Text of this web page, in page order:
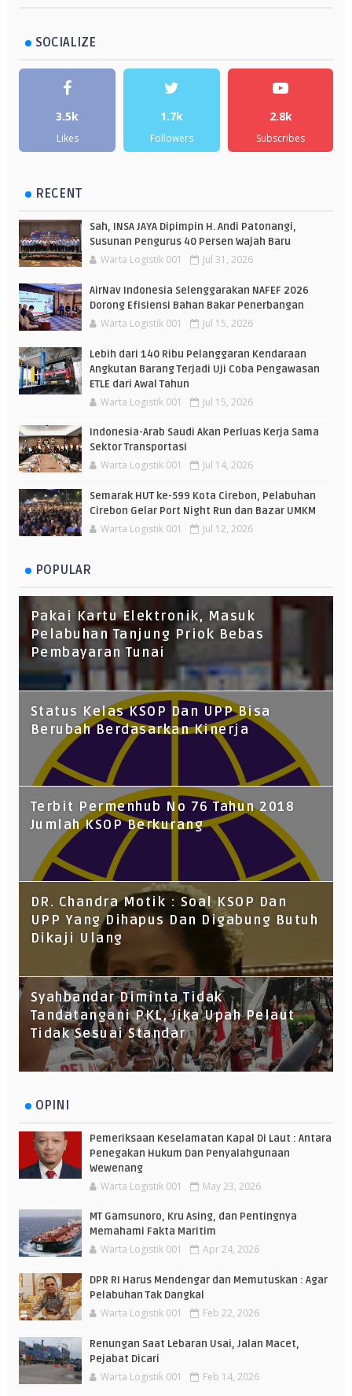
SOCIALIZE
3.5k
Likes
1.7k
Followers
2.8k
Subscribes
RECENT
Sah, INSA JAYA Dipimpin H. Andi Patonangi,
Susunan Pengurus 40 Persen Wajah Baru
Warta Logistik 001 Jul 31, 2026
AirNav Indonesia Selenggarakan NAFEF 2026
Dorong Efisiensi Bahan Bakar Penerbangan
Warta Logistik 001 Jul 15, 2026
Lebih dari 140 Ribu Pelanggaran Kendaraan
Angkutan Barang Terjadi Uji Coba Pengawasan
ETLE dari Awal Tahun
Warta Logistik 001 Jul 15, 2026
Indonesia-Arab Saudi Akan Perluas Kerja Sama
Sektor Transportasi
Warta Logistik 001 Jul 14, 2026
Semarak HUT ke-599 Kota Cirebon, Pelabuhan
Cirebon Gelar Port Night Run dan Bazar UMKM
Warta Logistik 001 Jul 12, 2026
POPULAR
Pakai Kartu Elektronik, Masuk
Pelabuhan Tanjung Priok Bebas
Pembayaran Tunai
Status Kelas KSOP Dan UPP Bisa
Berubah Berdasarkan Kinerja
Terbit Permenhub No 76 Tahun 2018
Jumlah KSOP Berkurang
DR. Chandra Motik : Soal KSOP Dan
UPP Yang Dihapus Dan Digabung Butuh
Dikaji Ulang
Syahbandar Diminta Tidak
Tandatangani PKL, Jika Upah Pelaut
Tidak Sesuai Standar
OPINI
Pemeriksaan Keselamatan Kapal Di Laut : Antara
Penegakan Hukum Dan Penyalahgunaan
Wewenang
Warta Logistik 001 May 23, 2026
MT Gamsunoro, Kru Asing, dan Pentingnya
Memahami Fakta Maritim
Warta Logistik 001 Apr 24, 2026
DPR RI Harus Mendengar dan Memutuskan : Agar
Pelabuhan Tak Dangkal
Warta Logistik 001 Feb 22, 2026
Renungan Saat Lebaran Usai, Jalan Macet,
Pejabat Dicari
Warta Logistik 001 Feb 14, 2026